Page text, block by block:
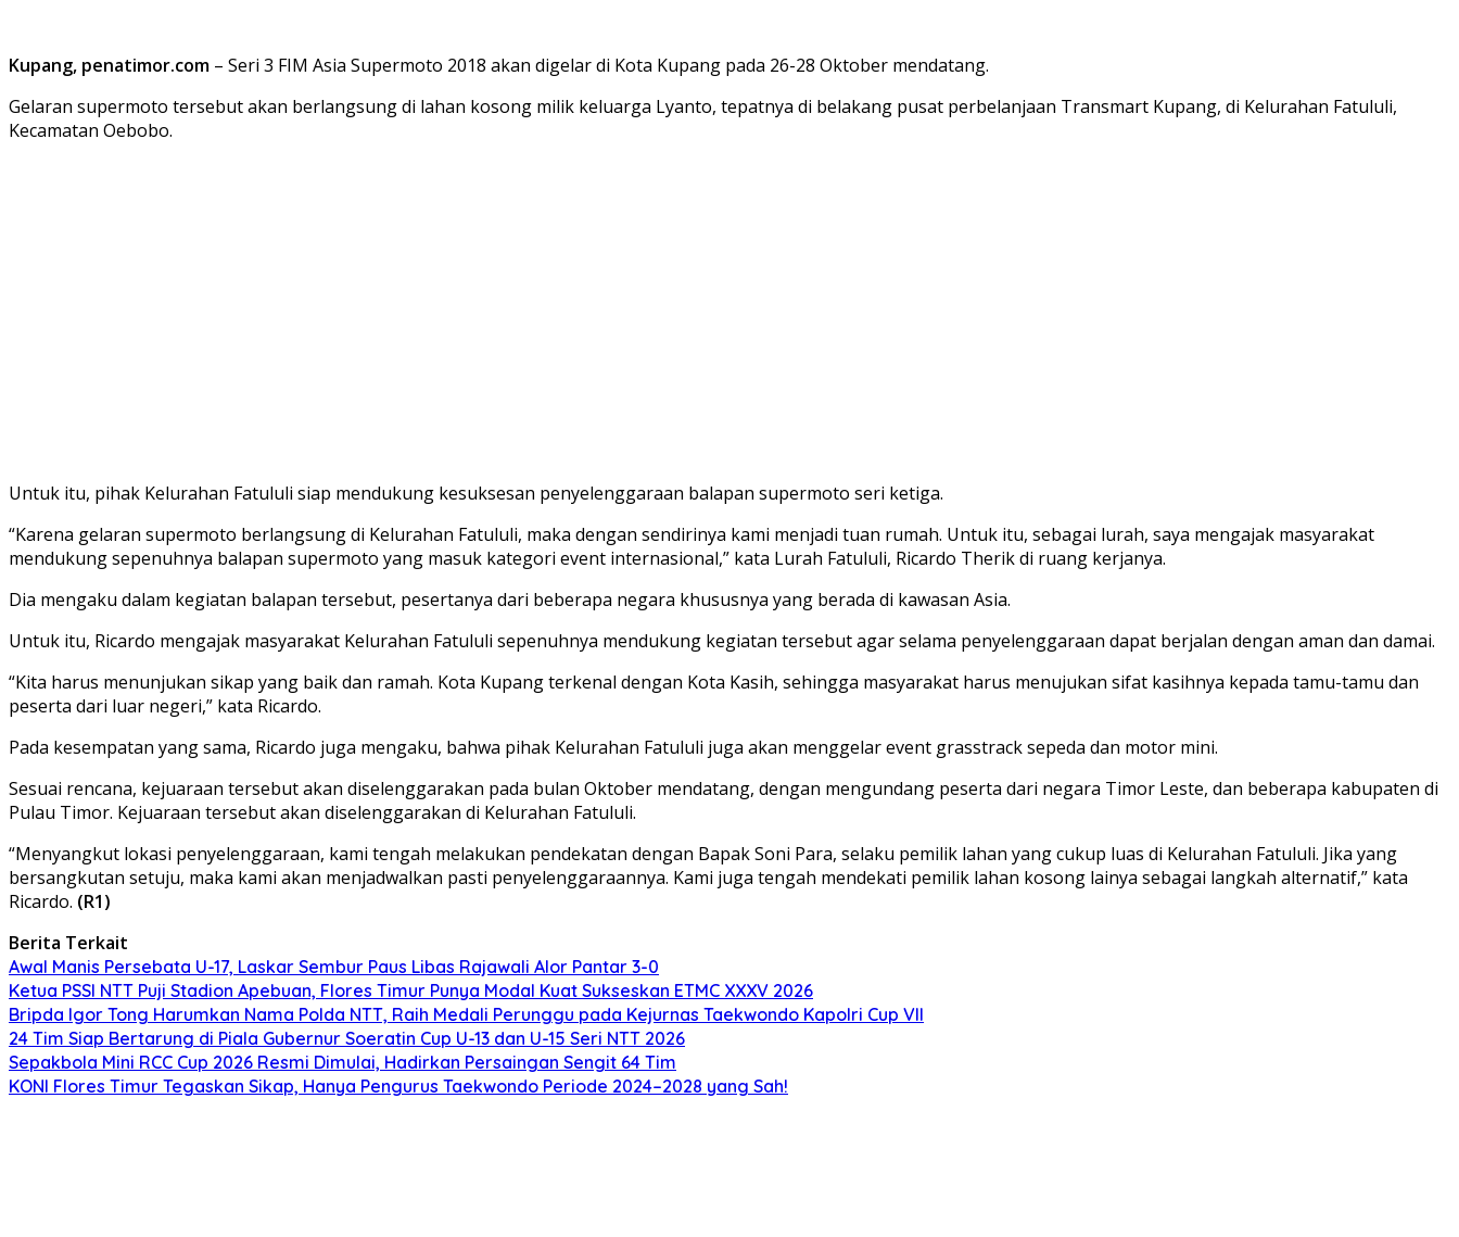
Kupang, penatimor.com – Seri 3 FIM Asia Supermoto 2018 akan digelar di Kota Kupang pada 26-28 Oktober mendatang.
Gelaran supermoto tersebut akan berlangsung di lahan kosong milik keluarga Lyanto, tepatnya di belakang pusat perbelanjaan Transmart Kupang, di Kelurahan Fatululi,
Kecamatan Oebobo.
Untuk itu, pihak Kelurahan Fatululi siap mendukung kesuksesan penyelenggaraan balapan supermoto seri ketiga.
“Karena gelaran supermoto berlangsung di Kelurahan Fatululi, maka dengan sendirinya kami menjadi tuan rumah. Untuk itu, sebagai lurah, saya mengajak masyarakat
mendukung sepenuhnya balapan supermoto yang masuk kategori event internasional,” kata Lurah Fatululi, Ricardo Therik di ruang kerjanya.
Dia mengaku dalam kegiatan balapan tersebut, pesertanya dari beberapa negara khususnya yang berada di kawasan Asia.
Untuk itu, Ricardo mengajak masyarakat Kelurahan Fatululi sepenuhnya mendukung kegiatan tersebut agar selama penyelenggaraan dapat berjalan dengan aman dan damai.
“Kita harus menunjukan sikap yang baik dan ramah. Kota Kupang terkenal dengan Kota Kasih, sehingga masyarakat harus menujukan sifat kasihnya kepada tamu-tamu dan
peserta dari luar negeri,” kata Ricardo.
Pada kesempatan yang sama, Ricardo juga mengaku, bahwa pihak Kelurahan Fatululi juga akan menggelar event grasstrack sepeda dan motor mini.
Sesuai rencana, kejuaraan tersebut akan diselenggarakan pada bulan Oktober mendatang, dengan mengundang peserta dari negara Timor Leste, dan beberapa kabupaten di
Pulau Timor. Kejuaraan tersebut akan diselenggarakan di Kelurahan Fatululi.
“Menyangkut lokasi penyelenggaraan, kami tengah melakukan pendekatan dengan Bapak Soni Para, selaku pemilik lahan yang cukup luas di Kelurahan Fatululi. Jika yang
bersangkutan setuju, maka kami akan menjadwalkan pasti penyelenggaraannya. Kami juga tengah mendekati pemilik lahan kosong lainya sebagai langkah alternatif,” kata
Ricardo. (R1)
Berita Terkait
Awal Manis Persebata U-17, Laskar Sembur Paus Libas Rajawali Alor Pantar 3-0
Ketua PSSI NTT Puji Stadion Apebuan, Flores Timur Punya Modal Kuat Sukseskan ETMC XXXV 2026
Bripda Igor Tong Harumkan Nama Polda NTT, Raih Medali Perunggu pada Kejurnas Taekwondo Kapolri Cup VII
24 Tim Siap Bertarung di Piala Gubernur Soeratin Cup U-13 dan U-15 Seri NTT 2026
Sepakbola Mini RCC Cup 2026 Resmi Dimulai, Hadirkan Persaingan Sengit 64 Tim
KONI Flores Timur Tegaskan Sikap, Hanya Pengurus Taekwondo Periode 2024–2028 yang Sah!